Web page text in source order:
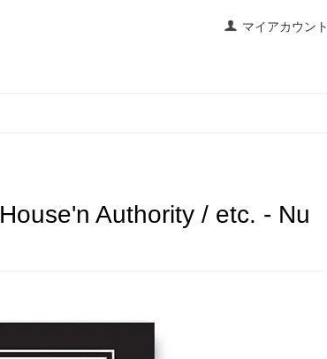
マイアカウント
Authority / etc. - Nu